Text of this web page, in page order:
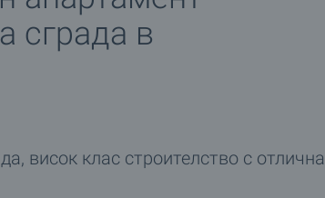
сграда в
висок клас строителство с отлична